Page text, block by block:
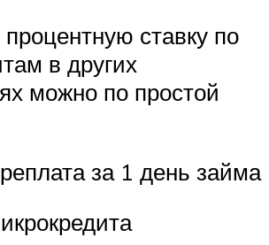
процентную ставку по
в других
можно по простой
за 1 день займа